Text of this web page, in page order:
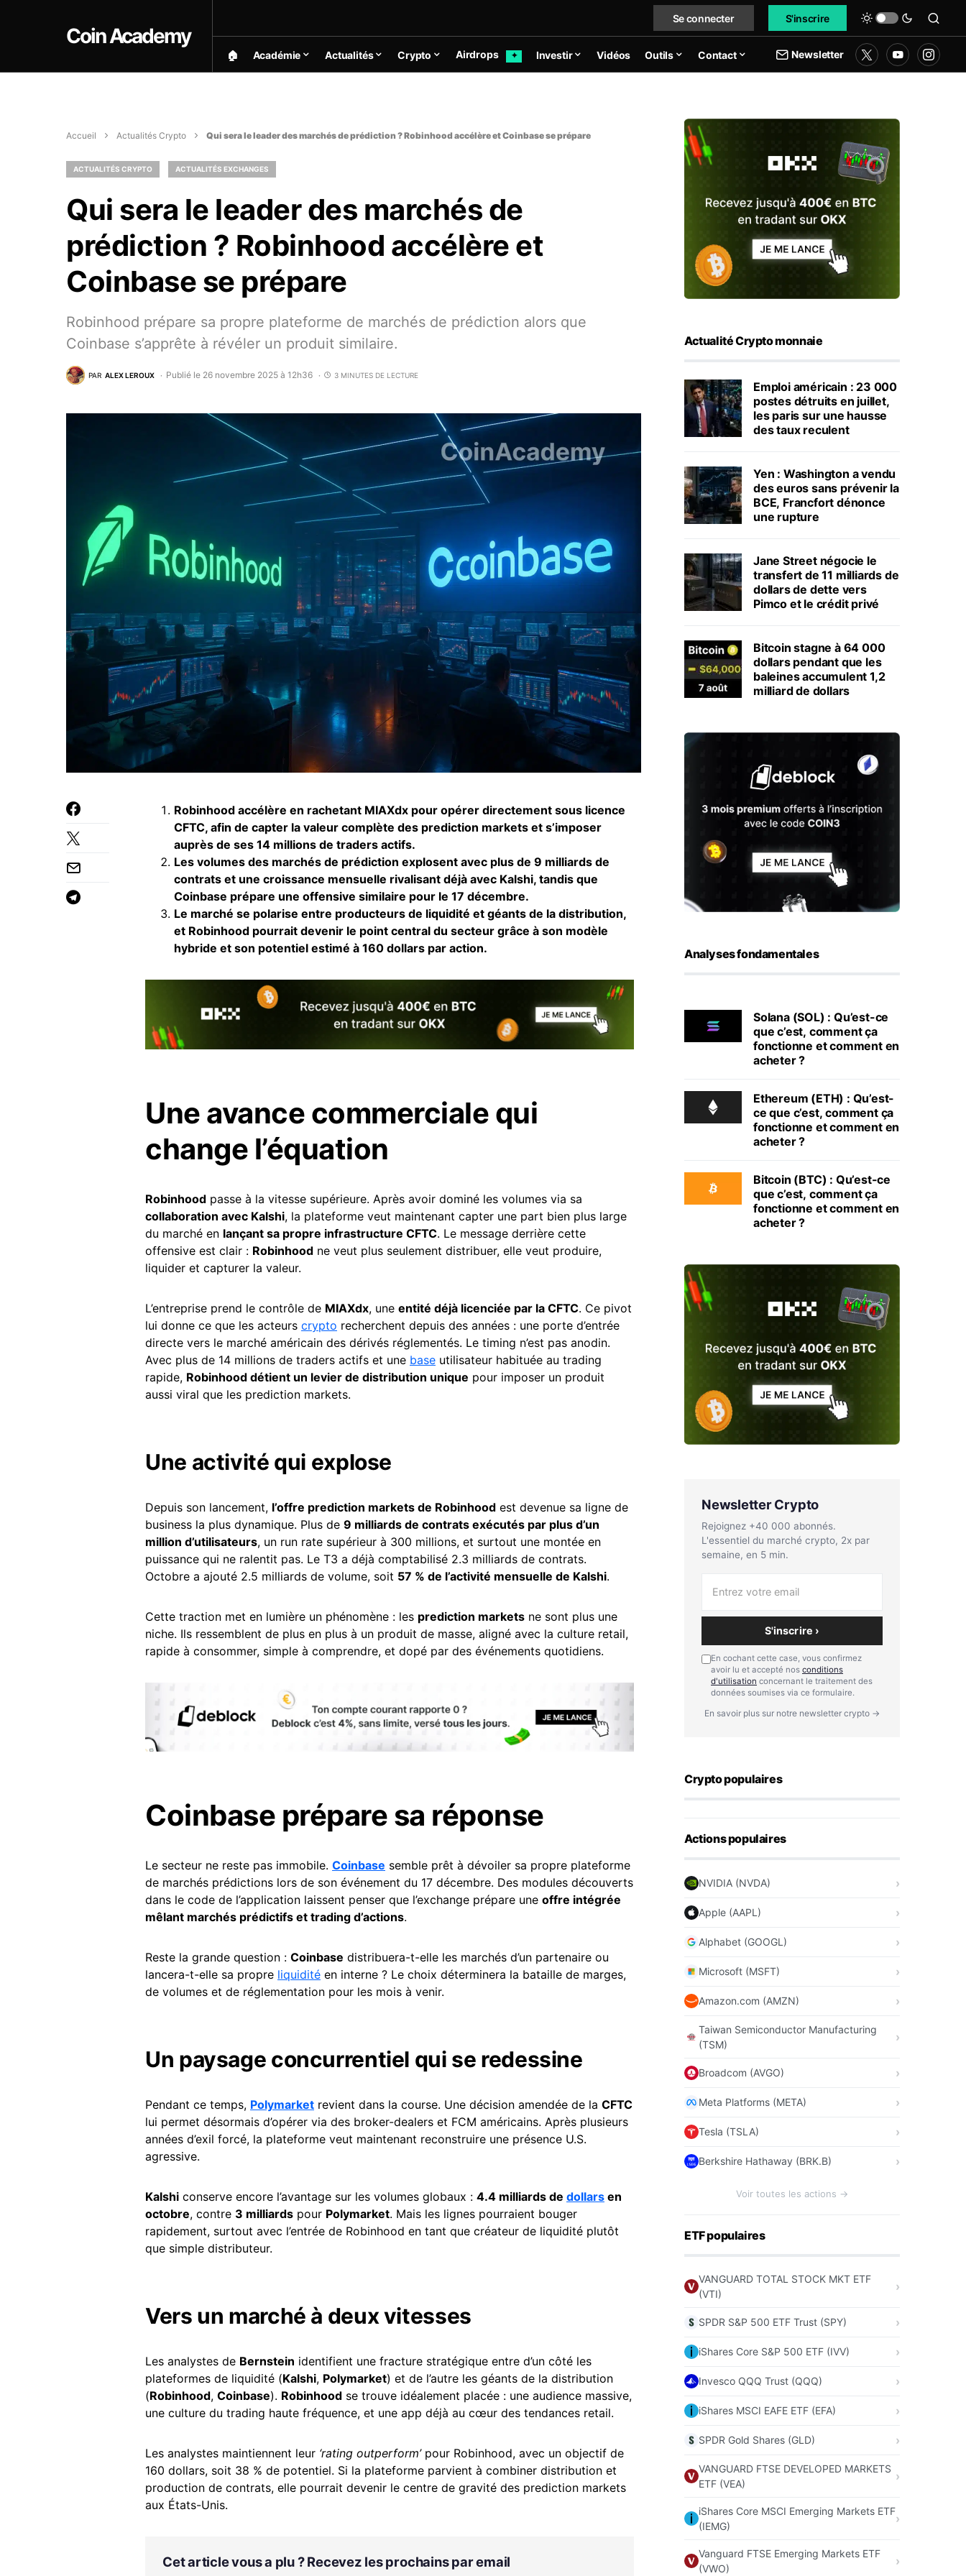
Coin Academy
Se connecter S'inscrire
🏠︎ Académie Actualités Crypto Airdrops ✦ Investir Vidéos Outils Contact Newsletter
Accueil Actualités Crypto Qui sera le leader des marchés de prédiction ? Robinhood accélère et Coinbase se prépare
ACTUALITÉS CRYPTO ACTUALITÉS EXCHANGES
Qui sera le leader des marchés de
prédiction ? Robinhood accélère et
Coinbase se prépare
Robinhood prépare sa propre plateforme de marchés de prédiction alors que
Coinbase s’apprête à révéler un produit similaire.
PAR ALEX LEROUX Publié le 26 novembre 2025 à 12h36 3 MINUTES DE LECTURE
Robinhood accélère en rachetant MIAXdx pour opérer directement sous licence
CFTC, afin de capter la valeur complète des prediction markets et s’imposer
auprès de ses 14 millions de traders actifs.
Les volumes des marchés de prédiction explosent avec plus de 9 milliards de
contrats et une croissance mensuelle rivalisant déjà avec Kalshi, tandis que
Coinbase prépare une offensive similaire pour le 17 décembre.
Le marché se polarise entre producteurs de liquidité et géants de la distribution,
et Robinhood pourrait devenir le point central du secteur grâce à son modèle
hybride et son potentiel estimé à 160 dollars par action.
Une avance commerciale qui
change l’équation
Robinhood passe à la vitesse supérieure. Après avoir dominé les volumes via sa
collaboration avec Kalshi, la plateforme veut maintenant capter une part bien plus large
du marché en lançant sa propre infrastructure CFTC. Le message derrière cette
offensive est clair : Robinhood ne veut plus seulement distribuer, elle veut produire,
liquider et capturer la valeur.
L’entreprise prend le contrôle de MIAXdx, une entité déjà licenciée par la CFTC. Ce pivot
lui donne ce que les acteurs crypto recherchent depuis des années : une porte d’entrée
directe vers le marché américain des dérivés réglementés. Le timing n’est pas anodin.
Avec plus de 14 millions de traders actifs et une base utilisateur habituée au trading
rapide, Robinhood détient un levier de distribution unique pour imposer un produit
aussi viral que les prediction markets.
Une activité qui explose
Depuis son lancement, l’offre prediction markets de Robinhood est devenue sa ligne de
business la plus dynamique. Plus de 9 milliards de contrats exécutés par plus d’un
million d’utilisateurs, un run rate supérieur à 300 millions, et surtout une montée en
puissance qui ne ralentit pas. Le T3 a déjà comptabilisé 2.3 milliards de contrats.
Octobre a ajouté 2.5 milliards de volume, soit 57 % de l’activité mensuelle de Kalshi.
Cette traction met en lumière un phénomène : les prediction markets ne sont plus une
niche. Ils ressemblent de plus en plus à un produit de masse, aligné avec la culture retail,
rapide à consommer, simple à comprendre, et dopé par des événements quotidiens.
Coinbase prépare sa réponse
Le secteur ne reste pas immobile. Coinbase semble prêt à dévoiler sa propre plateforme
de marchés prédictions lors de son événement du 17 décembre. Des modules découverts
dans le code de l’application laissent penser que l’exchange prépare une offre intégrée
mêlant marchés prédictifs et trading d’actions.
Reste la grande question : Coinbase distribuera-t-elle les marchés d’un partenaire ou
lancera-t-elle sa propre liquidité en interne ? Le choix déterminera la bataille de marges,
de volumes et de réglementation pour les mois à venir.
Un paysage concurrentiel qui se redessine
Pendant ce temps, Polymarket revient dans la course. Une décision amendée de la CFTC
lui permet désormais d’opérer via des broker-dealers et FCM américains. Après plusieurs
années d’exil forcé, la plateforme veut maintenant reconstruire une présence U.S.
agressive.
Kalshi conserve encore l’avantage sur les volumes globaux : 4.4 milliards de dollars en
octobre, contre 3 milliards pour Polymarket. Mais les lignes pourraient bouger
rapidement, surtout avec l’entrée de Robinhood en tant que créateur de liquidité plutôt
que simple distributeur.
Vers un marché à deux vitesses
Les analystes de Bernstein identifient une fracture stratégique entre d’un côté les
plateformes de liquidité (Kalshi, Polymarket) et de l’autre les géants de la distribution
(Robinhood, Coinbase). Robinhood se trouve idéalement placée : une audience massive,
une culture du trading haute fréquence, et une app déjà au cœur des tendances retail.
Les analystes maintiennent leur ‘rating outperform’pour Robinhood, avec un objectif de
160 dollars, soit 38 % de potentiel. Si la plateforme parvient à combiner distribution et
production de contrats, elle pourrait devenir le centre de gravité des prediction markets
aux États-Unis.
Cet article vous a plu ? Recevez les prochains par email
Actualité Crypto monnaie
Emploi américain : 23 000
postes détruits en juillet,
les paris sur une hausse
des taux reculent
Yen : Washington a vendu
des euros sans prévenir la
BCE, Francfort dénonce
une rupture
Jane Street négocie le
transfert de 11 milliards de
dollars de dette vers
Pimco et le crédit privé
Bitcoin stagne à 64 000
dollars pendant que les
baleines accumulent 1,2
milliard de dollars
Analyses fondamentales
Solana (SOL) : Qu’est-ce
que c’est, comment ça
fonctionne et comment en
acheter ?
Ethereum (ETH) : Qu’est-
ce que c’est, comment ça
fonctionne et comment en
acheter ?
Bitcoin (BTC) : Qu’est-ce
que c’est, comment ça
fonctionne et comment en
acheter ?
Newsletter Crypto
Rejoignez +40 000 abonnés.
L'essentiel du marché crypto, 2x par
semaine, en 5 min.
S'inscrire ›
En cochant cette case, vous confirmez
avoir lu et accepté nos conditions
d'utilisation concernant le traitement des
données soumises via ce formulaire.
En savoir plus sur notre newsletter crypto →
Crypto populaires
Actions populaires
NVIDIA (NVDA)
Apple (AAPL)
Alphabet (GOOGL)
Microsoft (MSFT)
Amazon.com (AMZN)
Taiwan Semiconductor Manufacturing
(TSM)
Broadcom (AVGO)
Meta Platforms (META)
Tesla (TSLA)
Berkshire Hathaway (BRK.B)
Voir toutes les actions →
ETF populaires
VANGUARD TOTAL STOCK MKT ETF
(VTI)
SPDR S&P 500 ETF Trust (SPY)
iShares Core S&P 500 ETF (IVV)
Invesco QQQ Trust (QQQ)
iShares MSCI EAFE ETF (EFA)
SPDR Gold Shares (GLD)
VANGUARD FTSE DEVELOPED MARKETS
ETF (VEA)
iShares Core MSCI Emerging Markets ETF
(IEMG)
Vanguard FTSE Emerging Markets ETF
(VWO)